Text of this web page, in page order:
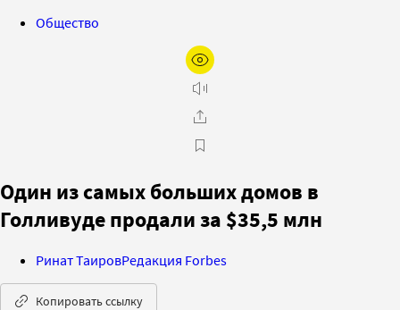
Общество
Один из самых больших домов в
Голливуде продали за $35,5 млн
Ринат ТаировРедакция Forbes
Копировать ссылку